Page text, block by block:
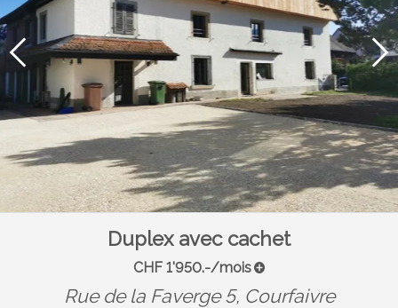
Duplex avec cachet
CHF 1'950.-/mois
Rue de la Faverge 5, Courfaivre